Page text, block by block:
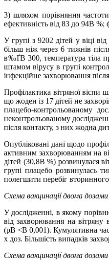
3) шляхом порівняння
ефективність від 83 до 94В
У групі з 9202 дітей у віці
більш ніж через 6 тижнів
в‰ҐВ 300, температура тіла
штамом вірусу в групі
інфекційне захворювання
Профілактика вітряної віспи
що жоден із 17 дітей не
плацебо-контрольованому
неконтрольованому
після контакту, з них жодна
Опубліковані дані щодо
активним захворюванням на
дітей (30,8В %) розвинулася
групі плацебо розвинулась
полегшити перебіг
Схема вакцинації двома дозами
У дослідженні, в якому
від захворювання на вітряну
(pВ <В 0,001). Кумулятивна
х доз. Більшість випадків
Схема вакцинації двома дозами